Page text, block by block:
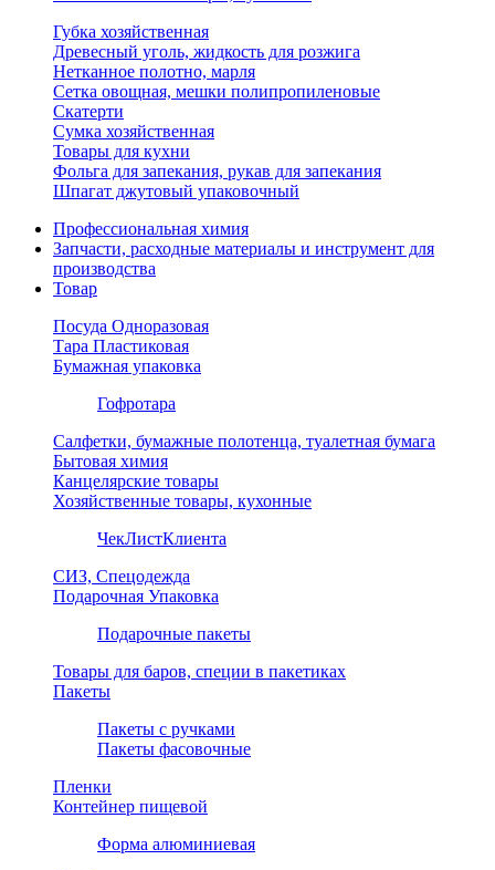
Губка хозяйственная
Древесный уголь, жидкость для розжига
Нетканное полотно, марля
Сетка овощная, мешки полипропиленовые
Скатерти
Сумка хозяйственная
Товары для кухни
Фольга для запекания, рукав для запекания
Шпагат джутовый упаковочный
Профессиональная химия
Запчасти, расходные материалы и инструмент для
производства
Товар
Посуда Одноразовая
Тара Пластиковая
Бумажная упаковка
Гофротара
Салфетки, бумажные полотенца, туалетная бумага
Бытовая химия
Канцелярские товары
Хозяйственные товары, кухонные
ЧекЛистКлиента
СИЗ, Спецодежда
Подарочная Упаковка
Подарочные пакеты
Товары для баров, специи в пакетиках
Пакеты
Пакеты с ручками
Пакеты фасовочные
Пленки
Контейнер пищевой
Форма алюминиевая